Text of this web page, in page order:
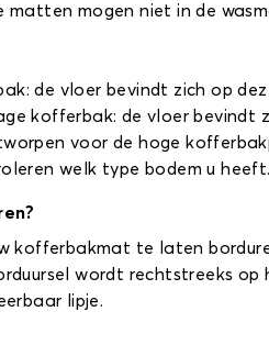
mogen niet in de
de vloer bevindt zich op
kofferbak: de vloer bevindt
voor de hoge
welk type bodem u
kofferbakmat te laten
wordt rechtstreeks
lipje.